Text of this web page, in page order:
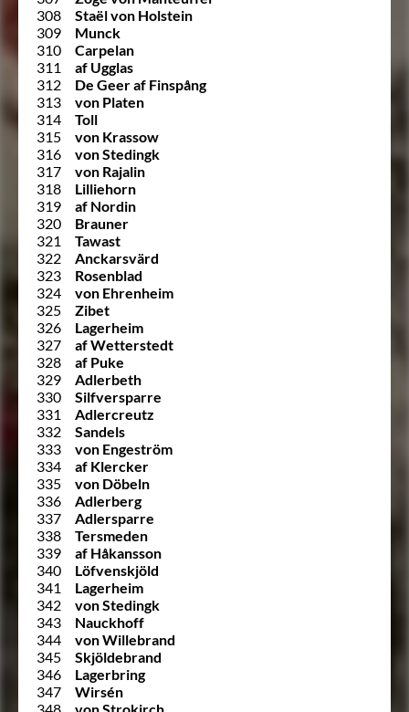
308
Staël von Holstein
309
Munck
310
Carpelan
311
af Ugglas
312
De Geer af Finspång
313
von Platen
314
Toll
315
von Krassow
316
von Stedingk
317
von Rajalin
318
Lilliehorn
319
af Nordin
320
Brauner
321
Tawast
322
Anckarsvärd
323
Rosenblad
324
von Ehrenheim
325
Zibet
326
Lagerheim
327
af Wetterstedt
328
af Puke
329
Adlerbeth
330
Silfversparre
331
Adlercreutz
332
Sandels
333
von Engeström
334
af Klercker
335
von Döbeln
336
Adlerberg
337
Adlersparre
338
Tersmeden
339
af Håkansson
340
Löfvenskjöld
341
Lagerheim
342
von Stedingk
343
Nauckhoff
344
von Willebrand
345
Skjöldebrand
346
Lagerbring
347
Wirsén